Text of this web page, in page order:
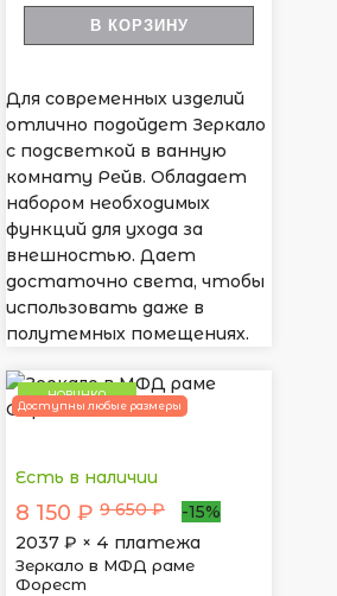
В КОРЗИНУ
Для современных изделий
отлично подойдет Зеркало
с подсветкой в ванную
комнату Рейв. Обладает
набором необходимых
функций для ухода за
внешностью. Дает
достаточно света, чтобы
использовать даже в
полутемных помещениях.
НОВИНКА
Доступны любые размеры
Есть в наличии
8 150 ₽ 9 650 ₽
-15%
2037 ₽ × 4 платежа
Зеркало в МФД раме
Форест